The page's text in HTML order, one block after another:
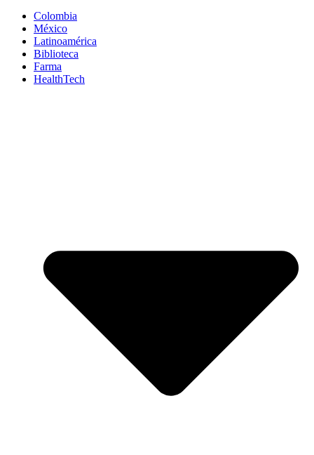
Colombia
México
Latinoamérica
Biblioteca
Farma
HealthTech